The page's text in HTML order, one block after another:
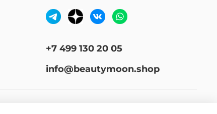
+7 499 130 20 05
info@beautymoon.shop